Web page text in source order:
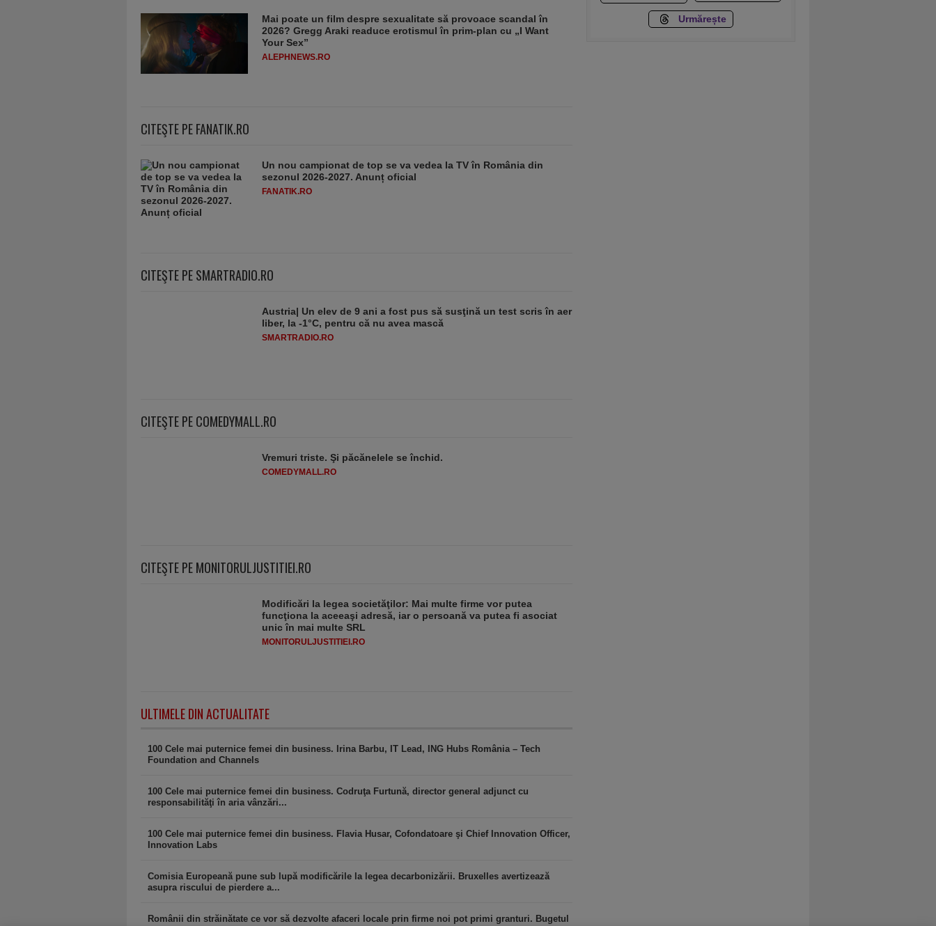
Mai poate un film despre sexualitate să provoace scandal în
2026? Gregg Araki readuce erotismul în prim-plan cu „I Want
Your Sex”
ALEPHNEWS.RO
CITEŞTE PE FANATIK.RO
Un nou campionat de top se va vedea la TV în România din
sezonul 2026-2027. Anunț oficial
FANATIK.RO
CITEŞTE PE SMARTRADIO.RO
Austria| Un elev de 9 ani a fost pus să susţină un test scris în aer
liber, la -1°C, pentru că nu avea mască
SMARTRADIO.RO
CITEŞTE PE COMEDYMALL.RO
Vremuri triste. Şi păcănelele se închid.
COMEDYMALL.RO
CITEŞTE PE MONITORULJUSTITIEI.RO
Modificări la legea societăţilor: Mai multe firme vor putea
funcţiona la aceeaşi adresă, iar o persoană va putea fi asociat
unic în mai multe SRL
MONITORULJUSTITIEI.RO
ULTIMELE DIN ACTUALITATE
100 Cele mai puternice femei din business. Irina Barbu, IT Lead, ING Hubs România – Tech
Foundation and Channels
100 Cele mai puternice femei din business. Codruţa Furtună, director general adjunct cu
responsabilităţi în aria vânzări...
100 Cele mai puternice femei din business. Flavia Husar, Cofondatoare şi Chief Innovation Officer,
Innovation Labs
Comisia Europeană pune sub lupă modificările la legea decarbonizării. Bruxelles avertizează
asupra riscului de pierdere a...
Românii din străinătate ce vor să dezvolte afaceri locale prin firme noi pot primi granturi. Bugetul
Urmărește